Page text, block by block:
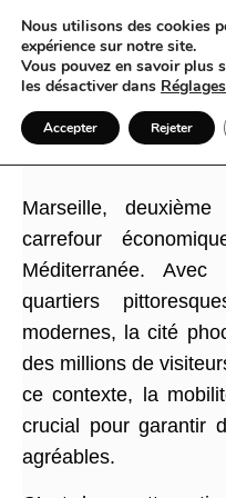
REC VTC
Marseille,
carrefour
Méditerranée.
quartiers
modernes, la cité
des millions de
ce contexte, la
crucial pour garantir
agréables.
Nous utilisons des cookies
expérience sur notre site.
Vous pouvez en savoir plus
les désactiver dans Réglages
Accepter Rejeter